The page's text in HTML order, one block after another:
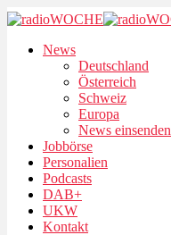
News
Deutschland
Österreich
Schweiz
Europa
News einsenden
Jobbörse
Personalien
Podcasts
DAB+
UKW
Kontakt